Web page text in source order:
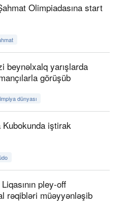
Olimpiadasına start
beynəlxalq yarışlarda
görüşüb
dünyası
Kubokunda iştirak
pley-off
rəqibləri müəyyənləşib